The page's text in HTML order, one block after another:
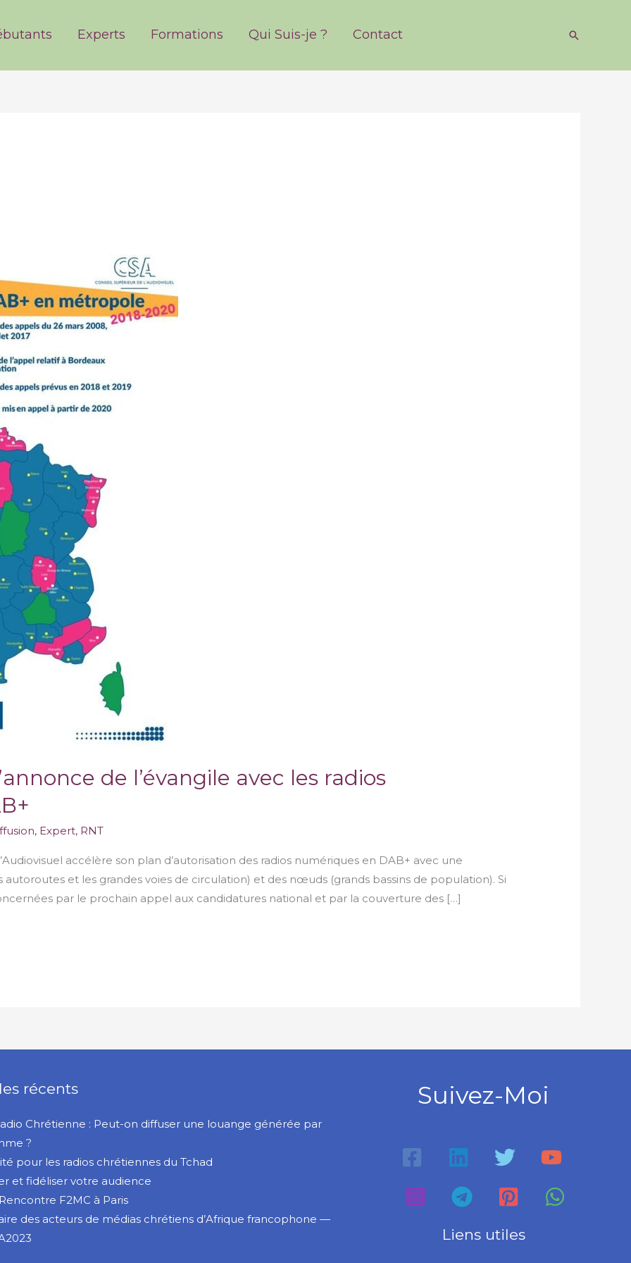
Experts Formations Qui Suis-je ? Contact
de l’évangile avec les radios
, Expert, RNT
accélère son plan d’autorisation des radios numériques en DAB+ avec une
et les grandes voies de circulation) et des nœuds (grands bassins de population). Si
par le prochain appel aux candidatures national et par la couverture des […]
récents
Chrétienne : Peut-on diffuser une louange générée par
?
pour les radios chrétiennes du Tchad
et fidéliser votre audience
F2MC à Paris
des acteurs de médias chrétiens d’Afrique francophone —
Suivez-Moi
Liens utiles